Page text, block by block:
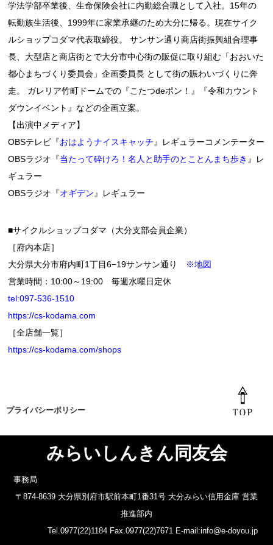
学法学部卒業後、生命保険会社に内勤総合職として入社。15年の
転勤族生活後、1999年に家業承継のため大分に帰る。現在サイク
ルショップコダマ代表取締役。 サンサン通り商店街振興組合理事
長、大型店と商店街とで大分市中心街の販促に取り組む「おおいた
都心まちづくり委員会」企画委員長 として街の賑わいづくりに奔
走。 ガレリア竹町ドームでの『こたつdeポン！』『令和カウント
ダウンイベント』などの企画立案。
【出演中メディア】
OBSテレビ『おはようナイスキャッチ』レギュラーコメンテーター
OBSラジオ『当たって砕けろ！名人と助手のとことんまち歩き 』レ
ギュラー
OBSラジオ『オギデン』レギュラー
■サイクルショップコダマ（大分支部会員企業）
［府内本店］
大分県大分市府内町1丁目6−19サンサン通り ※地図
営業時間：10:00～19:00 毎週水曜日定休
tel:097-536-1510
https://cs-kodama.com
［全店舗一覧］
https://cs-kodama.com/shops
プライバシーポリシー
みらいしんきん同友会
事務局
〒874-8639 大分県別府市駅前本町1番31号 大分みらい信用金庫 営業
推進部内
Tel.0977(22)1184 Fax.0977(22)7671 E-mail:info@e-doyou.jp